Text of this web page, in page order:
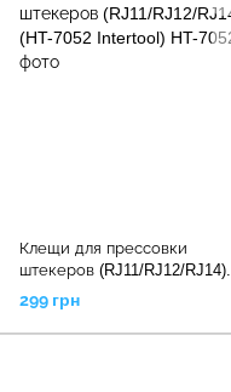
Клещи для прессовки
штекеров (RJ11/RJ12/RJ14).
(HT-7052 Intertool)
299 грн